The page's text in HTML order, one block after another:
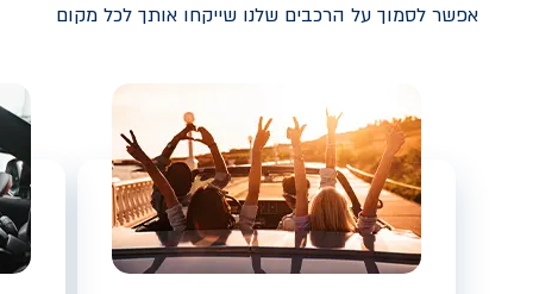
אפשר לסמוך על הרכבים שלנו שייקחו אותך לכל מקום